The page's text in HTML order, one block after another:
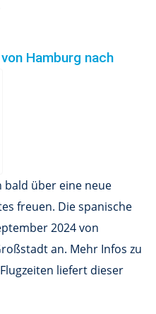
Hamburg nach
bald über eine neue
freuen. Die spanische
2024 von
an. Mehr Infos zu
liefert dieser